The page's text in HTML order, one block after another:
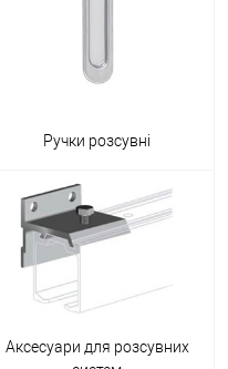
Ручки розсувні
Аксесуари для розсувних